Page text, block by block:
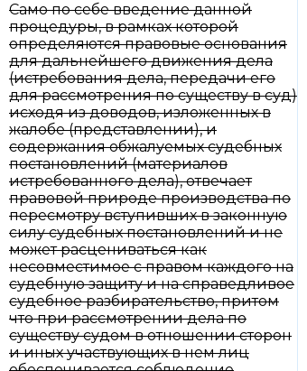
Само по себе введение данной
процедуры, в рамках которой
определяются правовые основания
для дальнейшего движения дела
(истребования дела, передачи его
для рассмотрения по существу в суд)
исходя из доводов, изложенных в
жалобе (представлении), и
содержания обжалуемых судебных
постановлений (материалов
истребованного дела), отвечает
правовой природе производства по
пересмотру вступивших в законную
силу судебных постановлений и не
может расцениваться как
несовместимое с правом каждого на
судебную защиту и на справедливое
судебное разбирательство, притом
что при рассмотрении дела по
существу судом в отношении сторон
и иных участвующих в нем лиц